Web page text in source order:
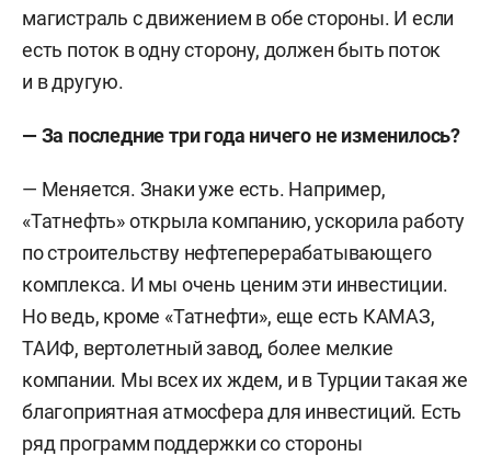
магистраль с движением в обе стороны. И если
есть поток в одну сторону, должен быть поток
и в другую.
— За последние три года ничего не изменилось?
— Меняется. Знаки уже есть. Например,
«Татнефть» открыла компанию, ускорила работу
по строительству нефтеперерабатывающего
комплекса. И мы очень ценим эти инвестиции.
Но ведь, кроме «Татнефти», еще есть КАМАЗ,
ТАИФ, вертолетный завод, более мелкие
компании. Мы всех их ждем, и в Турции такая же
благоприятная атмосфера для инвестиций. Есть
ряд программ поддержки со стороны